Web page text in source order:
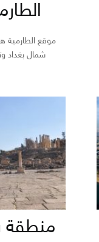
موقع الطارمية
شمال بغداد
منطقة